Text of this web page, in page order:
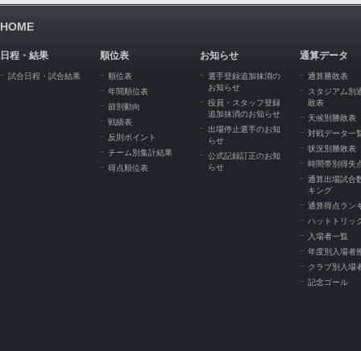
HOME
日程・結果
試合日程・試合結果
順位表
順位表
年間順位表
節別動向
戦績表
反則ポイント
チーム別集計結果
得点順位表
お知らせ
選手登録追加抹消の
お知らせ
役員・スタッフ登録
追加抹消のお知らせ
出場停止選手のお知
らせ
公式記録訂正のお知
らせ
通算データ
通算勝敗表
スタジアム別
敗表
天候別勝敗表
対戦データ一
状況別勝敗表
時間帯別得失
通算出場試合
キング
通算得点ラン
ハットトリッ
入場者一覧
年度別入場者
クラブ別入場
記念ゴール